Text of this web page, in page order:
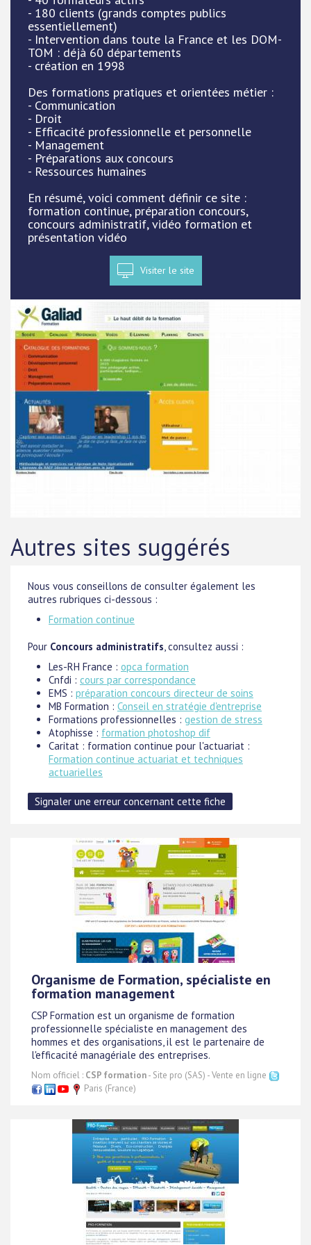
- 180 clients (grands comptes publics
essentiellement)
- Intervention dans toute la France et les DOM-
TOM : déjà 60 départements
- création en 1998
Des formations pratiques et orientées métier :
- Communication
- Droit
- Efficacité professionnelle et personnelle
- Management
- Préparations aux concours
- Ressources humaines
En résumé, voici comment définir ce site :
formation continue, préparation concours,
concours administratif, vidéo formation et
présentation vidéo
Visiter le site
Autres sites suggérés
Nous vous conseillons de consulter également les
autres rubriques ci-dessous :
Formation continue
Pour Concours administratifs, consultez aussi :
Les-RH France : opca formation
Cnfdi : cours par correspondance
EMS : préparation concours directeur de soins
MB Formation : Conseil en stratégie d'entreprise
Formations professionnelles : gestion de stress
Atophisse : formation photoshop dif
Caritat : formation continue pour l'actuariat :
Formation continue actuariat et techniques
actuarielles
Organisme de Formation, spécialiste en
formation management
CSP Formation est un organisme de formation
professionnelle spécialiste en management des
hommes et des organisations, il est le partenaire de
l'efficacité managériale des entreprises.
Nom officiel : CSP formation- Site pro (SAS) - Vente en ligne
Paris (France)